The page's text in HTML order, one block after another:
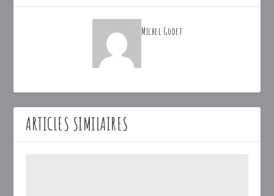
Michel Godet
ARTICLES SIMILAIRES